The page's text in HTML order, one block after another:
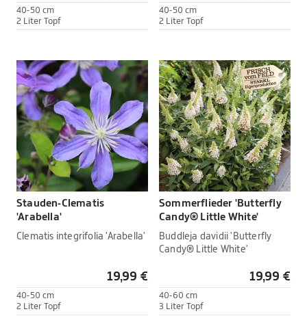
40-50 cm
2 Liter Topf
40-50 cm
2 Liter Topf
Stauden-Clematis
'Arabella'
Clematis integrifolia 'Arabella'
19,99 €
40-50 cm
2 Liter Topf
Sommerflieder 'Butterfly
Candy® Little White'
Buddleja davidii 'Butterfly
Candy® Little White'
19,99 €
40-60 cm
3 Liter Topf